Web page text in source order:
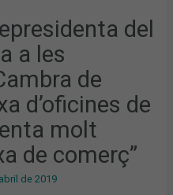
del
a les
de
d’oficines de
molt
de comerç”
de 2019